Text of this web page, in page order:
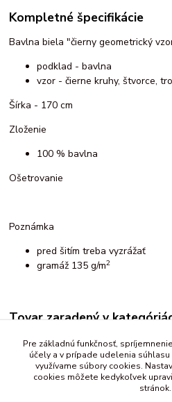
Kompletné špecifikácie
Bavlna biela "čierny geometrický
podklad - bavlna
vzor - čierne kruhy, štvorce,
Šírka - 170 cm
Zloženie
100 % bavlna
Ošetrovanie
Poznámka
pred šitím treba vyzrážať
gramáž 135 g/m2
Tovar zaradený v
Bavlna, popelín, sýpkovina
rôzne
Pre základnú funkčnosť,
účely a v prípade udelenia
využívame súbory cookies.
cookies môžete kedykoľvek
stránok.